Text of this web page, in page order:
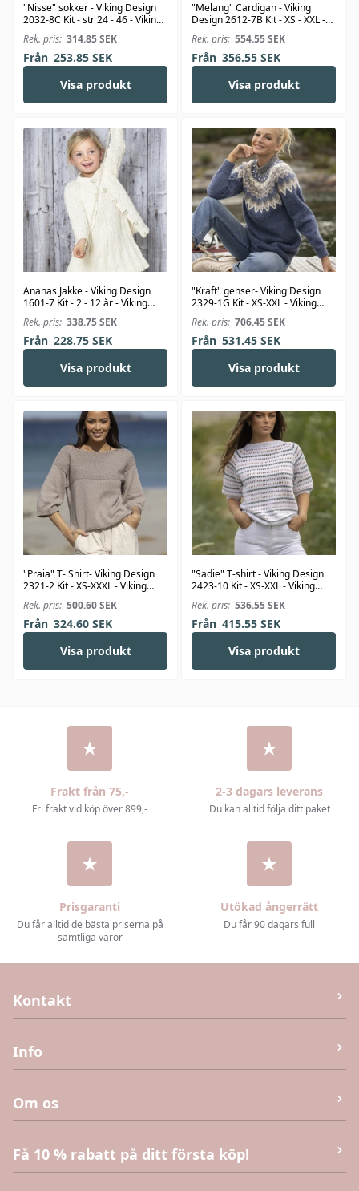
"Nisse" sokker - Viking Design
2032-8C Kit - str 24 - 46 - Viking
Alpaca Storm
Rek. pris: 314.85SEK
Från 253.85SEK
Visa produkt
"Melang" Cardigan - Viking
Design 2612-7B Kit - XS - XXL -
Viking Bambino
Rek. pris: 554.55SEK
Från 356.55SEK
Visa produkt
Ananas Jakke - Viking Design
1601-7 Kit - 2 - 12 år - Viking
Bjørk
Rek. pris: 338.75SEK
Från 228.75SEK
Visa produkt
"Kraft" genser- Viking Design
2329-1G Kit - XS-XXL - Viking
Wool
Rek. pris: 706.45SEK
Från 531.45SEK
Visa produkt
"Praia" T- Shirt- Viking Design
2321-2 Kit - XS-XXXL - Viking
Bjørk
Rek. pris: 500.60SEK
Från 324.60SEK
Visa produkt
"Sadie" T-shirt - Viking Design
2423-10 Kit - XS-XXL - Viking
Linus
Rek. pris: 536.55SEK
Från 415.55SEK
Visa produkt
Frakt från 75,-
Fri frakt vid köp över 899,-
2-3 dagars leverans
Du kan alltid följa ditt paket
Prisgaranti
Du får alltid de bästa priserna på
samtliga varor
Utökad ångerrätt
Du får 90 dagars full
Kontakt
Humlebæk Strandvej 40 (Ej returvara – se köpvillkor),
E-post:
Info
Om os
Köpvillkor
Få 10 % rabatt på ditt första köp!